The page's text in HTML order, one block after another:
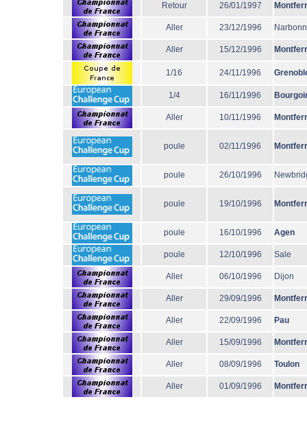
Retour 26/01/1997
Aller 23/12/1996
Aller 15/12/1996
1/16 24/11/1996
1/4 16/11/1996
Aller 10/11/1996
poule 02/11/1996
poule 26/10/1996
poule 19/10/1996
poule 16/10/1996 Agen
poule 12/10/1996 Sale
Aller 06/10/1996 Dijon
Aller 29/09/1996
Aller 22/09/1996 Pau
Aller 15/09/1996
Aller 08/09/1996 Toulon
Aller 01/09/1996